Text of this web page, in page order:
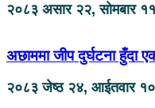
२०८३ असार २२, सोमबार
अछाममा जीप दुर्घटना हुँदा
२०८३ जेष्ठ २४, आईतवार